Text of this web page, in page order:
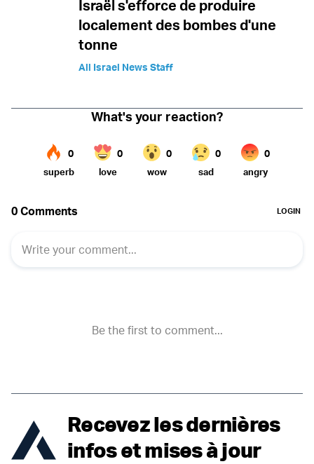
Israël s'efforce de produire
localement des bombes d'une
tonne
All Israel News Staff
Recevez les dernières
infos et mises à jour